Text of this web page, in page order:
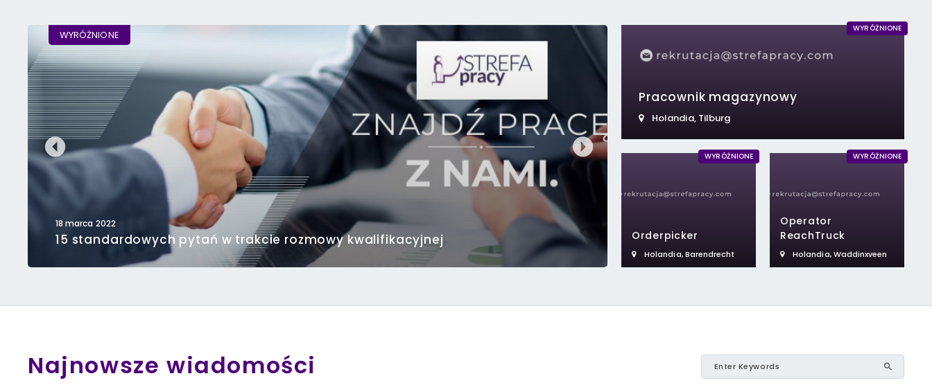
WYRÓŻNIONE
18 marca 2022
15 standardowych pytań w trakcie rozmowy kwalifikacyjnej 10 często zadawanych pytań
WYRÓŻNIONE
Pracownik magazynowy
Holandia, Tilburg
WYRÓŻNIONE
Orderpicker
Holandia,Barendrecht
WYRÓŻNIONE
Operator
ReachTruck
Holandia,Waddinxveen
Najnowsze wiadomości